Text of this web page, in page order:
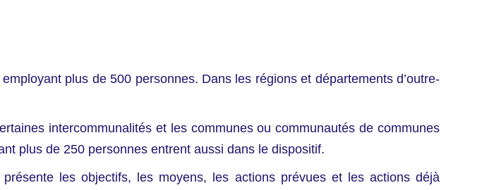
plus de 500 personnes. Dans les régions et départements d’outre-
intercommunalités et les communes ou communautés de communes
plus de 250 personnes entrent aussi dans le dispositif.
les objectifs, les moyens, les actions prévues et les actions déjà